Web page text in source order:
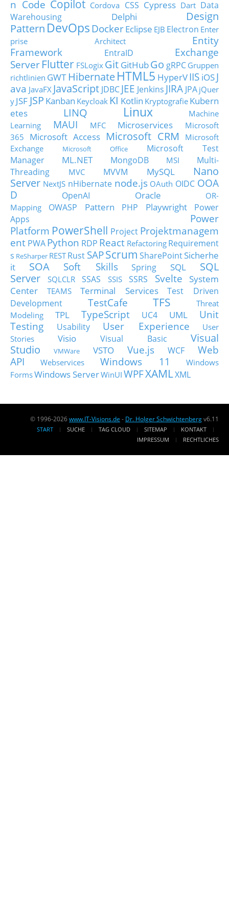
n Code Copilot Cordova CSS Cypress Dart Data
Warehousing
Delphi
Design
Pattern DevOps DockerEclipse EJB Electron Enter
prise Architect
Entity
Framework
EntraID
Exchange
Server Flutter FSLogix Git GitHubGo gRPC Gruppen
richtlinien GWT HibernateHTML5 HyperVIIS iOSJ
ava JavaFX JavaScript JDBC JEE Jenkins JIRA JPA jQuer
y JSF JSP Kanban Keycloak KI Kotlin Kryptografie Kubern
etes
LINQ Linux
Machine
Learning
MAUI MFC Microservices
Microsoft
365
Microsoft Access Microsoft CRM
Microsoft
Exchange
Microsoft Office
Microsoft Test
Manager
ML.NET MongoDB MSI
Multi-
Threading
MVC MVVM MySQL
Nano
Server NextJS nHibernate node.js OAuth OIDC OOA
D
OpenAI Oracle
OR-
Mapping
OWASP Pattern PHP Playwright
Power
Apps
Power
Platform PowerShell Project Projektmanagem
ent PWA Python RDP React Refactoring Requirement
s ReSharper RESTRust SAPScrum SharePointSicherhe
it
SOA Soft Skills Spring SQL
SQL
Server
SQLCLR SSAS SSIS SSRS Svelte
System
Center
TEAMS Terminal Services
Test Driven
Development
TestCafe TFS
Threat
Modeling
TPL TypeScript UC4 UML
Unit
Testing
Usability User Experience
User
Stories
Visio Visual Basic
Visual
Studio
VMWare VSTO Vue.js WCF
Web
API
Webservices Windows 11
Windows
FormsWindows ServerWinUI WPFXAMLXML
© 1996-2026www.IT-Visions.de - Dr. Holger Schwichtenbergv6.11
START SUCHE TAG CLOUD SITEMAP
KONTAKT
IMPRESSUM
RECHTLICHES